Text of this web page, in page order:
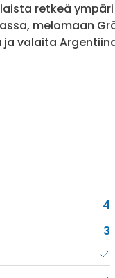
retkeä
melomaan
valaita
4
3